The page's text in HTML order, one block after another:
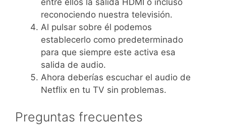
entre ellos la salida HDMI o incluso
reconociendo nuestra televisión.
Al pulsar sobre él podemos
establecerlo como predeterminado
para que siempre este activa esa
salida de audio.
Ahora deberías escuchar el audio de
Netflix en tu TV sin problemas.
Preguntas frecuentes